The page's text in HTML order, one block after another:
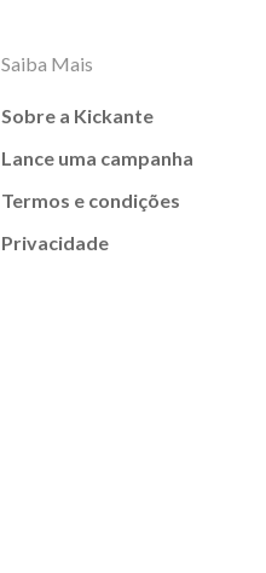
Saiba Mais
Sobre a Kickante
Lance uma campanha
Termos e condições
Privacidade